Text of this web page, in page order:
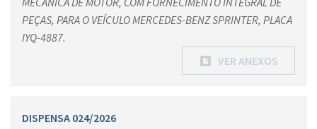
PEÇAS, PARA O VEÍCULO MERCEDES-BENZ SPRINTER, PLACA
IYQ-4887.
VER ANEXOS
DISPENSA 024/2026